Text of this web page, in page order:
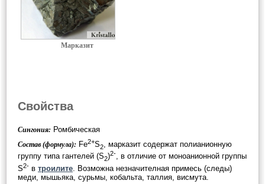
Марказит
Свойства
Сингония: Ромбическая
Состав (формула): Fe2+S2
, марказит содержат полианионную
группу типа гантелей (S2)2-, в отличие от моноанионной группы
S2- в троилите. Возможна незначителная примесь (следы)
меди, мышьяка, сурьмы, кобальта, таллия, висмута.